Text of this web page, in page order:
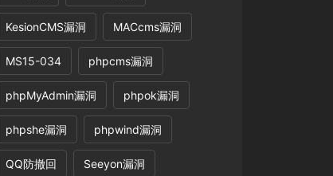
KesionCMS漏洞 MACcms漏洞
MS15-034 phpcms漏洞
phpMyAdmin漏洞 phpok漏洞
phpshe漏洞 phpwind漏洞
QQ防撤回 Seeyon漏洞